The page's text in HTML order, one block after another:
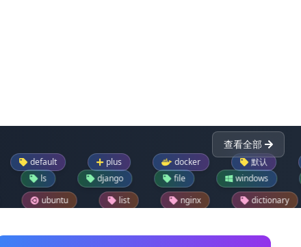
查看全部
plus docker 默认
pandas
django file windows
drupal
list nginx dictionary
python-